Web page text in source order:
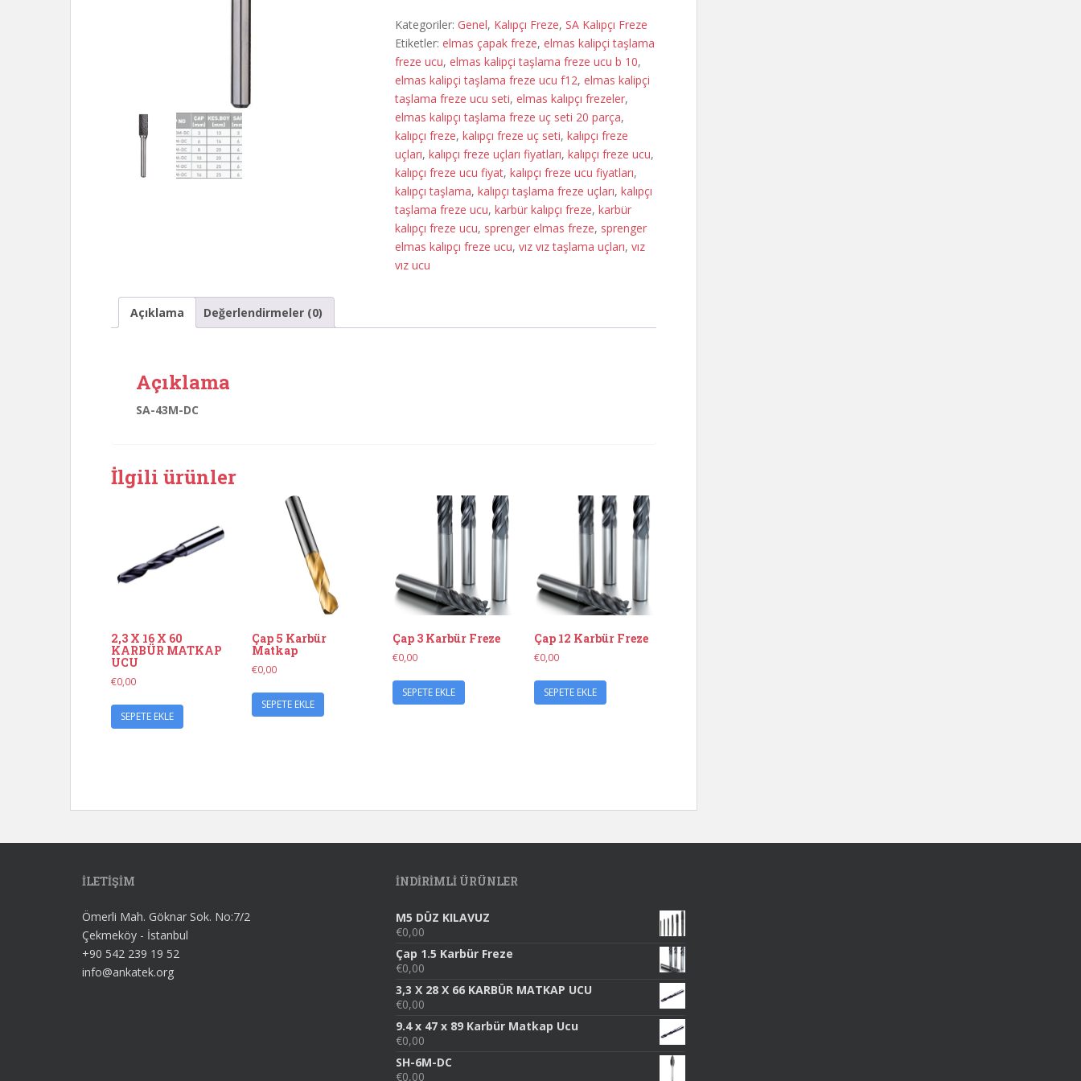
adet
Kategoriler: Genel, Kalıpçı Freze, SA Kalıpçı Freze
Etiketler: elmas çapak freze, elmas kalipçi taşlama
freze ucu, elmas kalipçi taşlama freze ucu b 10,
elmas kalipçi taşlama freze ucu f12, elmas kalipçi
taşlama freze ucu seti, elmas kalıpçı frezeler,
elmas kalıpçı taşlama freze uç seti 20 parça,
kalıpçı freze, kalıpçı freze uç seti, kalıpçı freze
uçları, kalıpçı freze uçları fiyatları, kalıpçı freze ucu,
kalıpçı freze ucu fiyat, kalıpçı freze ucu fiyatları,
kalıpçı taşlama, kalıpçı taşlama freze uçları, kalıpçı
taşlama freze ucu, karbür kalıpçı freze, karbür
kalıpçı freze ucu, sprenger elmas freze, sprenger
elmas kalıpçı freze ucu, vız vız taşlama uçları, vız
vız ucu
Açıklama Değerlendirmeler (0)
Açıklama
SA-43M-DC
İlgili ürünler
2,3 X 16 X 60
KARBÜR MATKAP
UCU
€0,00
SEPETE EKLE
Çap 5 Karbür
Matkap
€0,00
SEPETE EKLE
Çap 3 Karbür Freze
€0,00
SEPETE EKLE
Çap 12 Karbür Freze
€0,00
SEPETE EKLE
İLETİŞİM
Ömerli Mah. Göknar Sok. No:7/2
Çekmeköy - İstanbul
+90 542 239 19 52
info@ankatek.org
INDIRIMLI ÜRÜNLER
M5 DÜZ KILAVUZ
€0,00
Çap 1.5 Karbür Freze
€0,00
3,3 X 28 X 66 KARBÜR MATKAP UCU
€0,00
9.4 x 47 x 89 Karbür Matkap Ucu
€0,00
SH-6M-DC
€0,00